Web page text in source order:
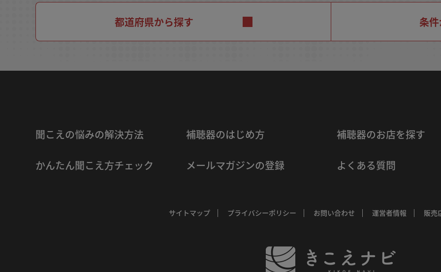
都道府県から探す 条
聞こえの悩みの解決方法 補聴器のはじめ方 補聴器のお店を探す
かんたん聞こえ方チェック メールマガジンの登録 よくある質問
サイトマップ プライバシーポリシー お問い合わせ 運営者情報 販売